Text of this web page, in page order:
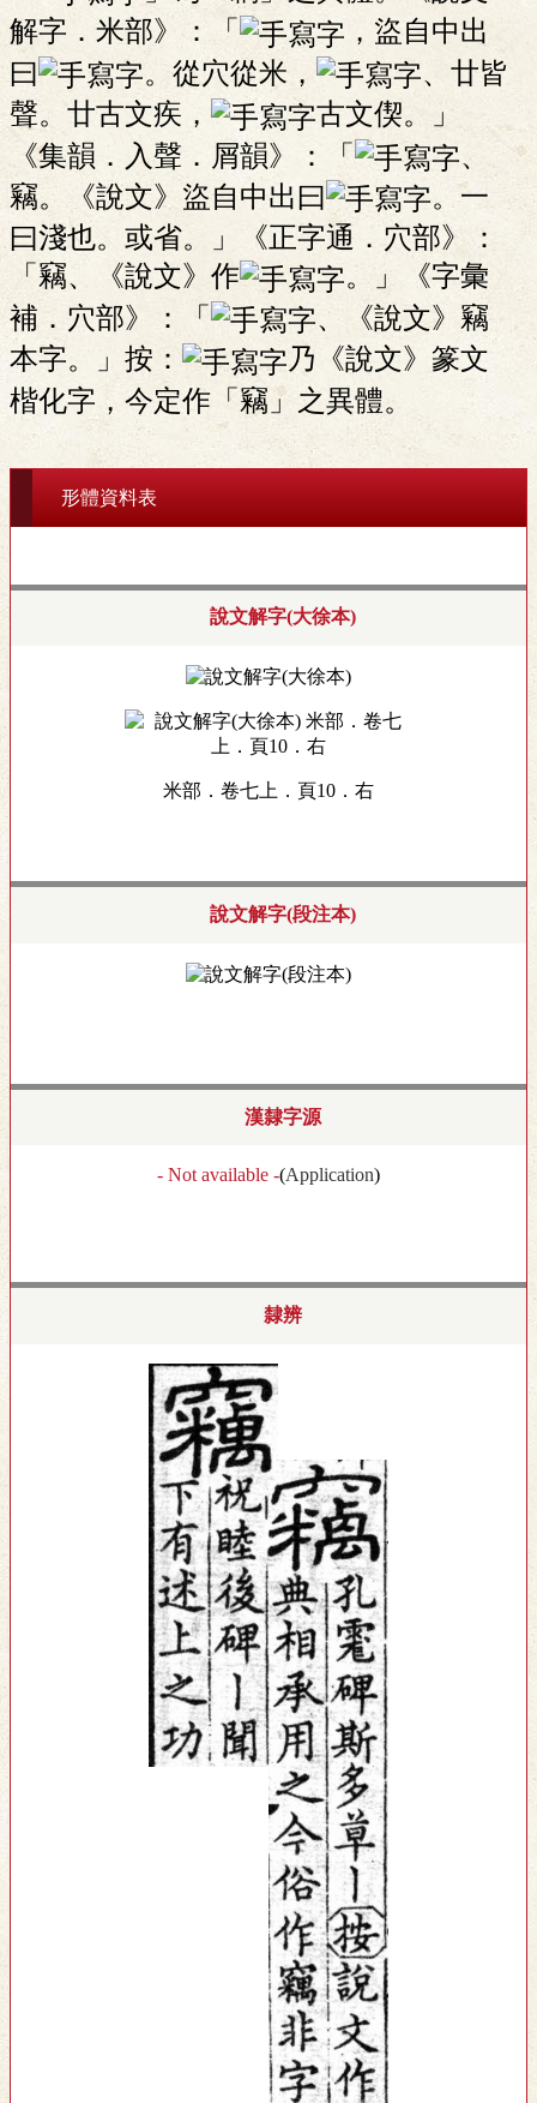
解字．米部》：「
，盜自中出
曰
。從穴從米，
、廿皆
聲。廿古文疾，
古文偰。」
《集韻．入聲．屑韻》：「
、
竊。《說文》盜自中出曰
。一
曰淺也。或省。」《正字通．穴部》：
「竊、《說文》作
。」《字彙
補．穴部》：「
、《說文》竊
本字。」按：
乃《說文》篆文
楷化字，今定作「竊」之異體。
形體資料表
說文解字(大徐本)
米部．卷七上．頁10．右
說文解字(段注本)
漢隸字源
- Not available -(Application)
隸辨